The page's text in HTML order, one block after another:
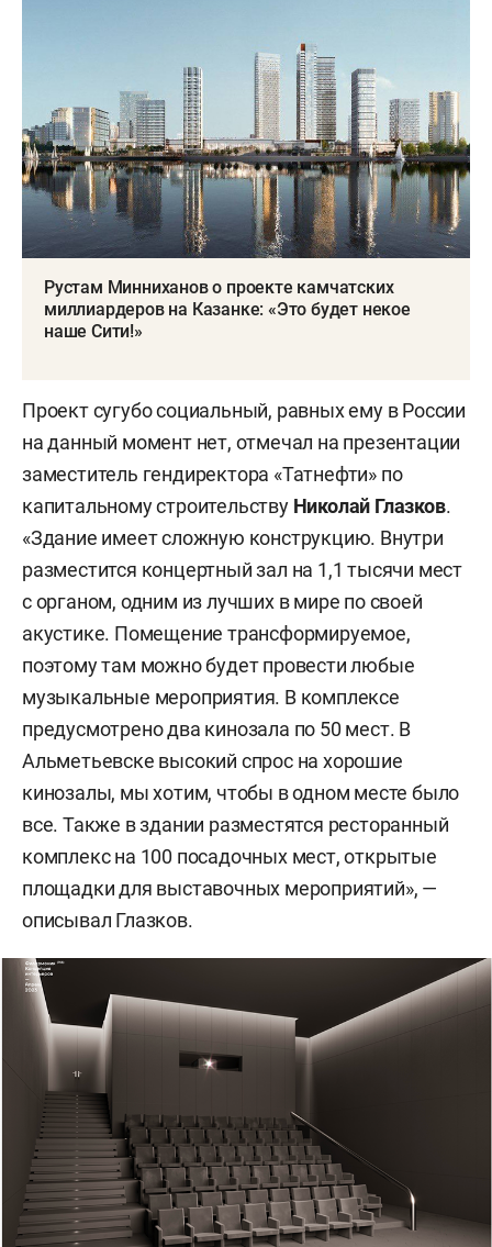
Рустам Минниханов о проекте камчатских
миллиардеров на Казанке: «Это будет некое
наше Сити!»
Проект сугубо социальный, равных ему в России
на данный момент нет, отмечал на презентации
заместитель гендиректора «Татнефти» по
капитальному строительству Николай Глазков.
«Здание имеет сложную конструкцию. Внутри
разместится концертный зал на 1,1 тысячи мест
с органом, одним из лучших в мире по своей
акустике. Помещение трансформируемое,
поэтому там можно будет провести любые
музыкальные мероприятия. В комплексе
предусмотрено два кинозала по 50 мест. В
Альметьевске высокий спрос на хорошие
кинозалы, мы хотим, чтобы в одном месте было
все. Также в здании разместятся ресторанный
комплекс на 100 посадочных мест, открытые
площадки для выставочных мероприятий», —
описывал Глазков.